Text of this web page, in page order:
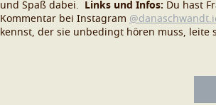
und Spaß dabei.
Links und Infos: Du hast
Kommentar bei Instagram
kennst, der sie unbedingt hören muss, leite